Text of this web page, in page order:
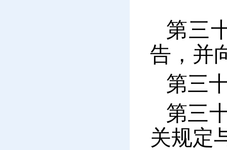
第三
告，并
第三
第三
关规定